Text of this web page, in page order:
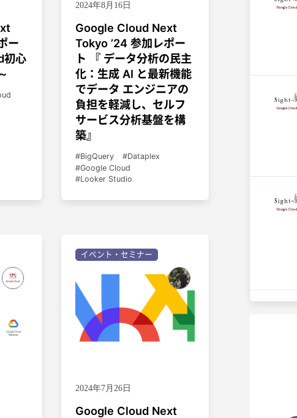
ー
初心
2024年8月16日
Google Cloud Next
Tokyo ’24 参加レポー
ト 『 データ分析の民主
化：生成 AI と最新機能
でデータ エンジニアの
負担を軽減し、セルフ
サービス分析基盤を構
築』
BigQuery
Dataplex
Google Cloud
Looker Studio
イベント・セミナー
2024年7月26日
Google Cloud Next